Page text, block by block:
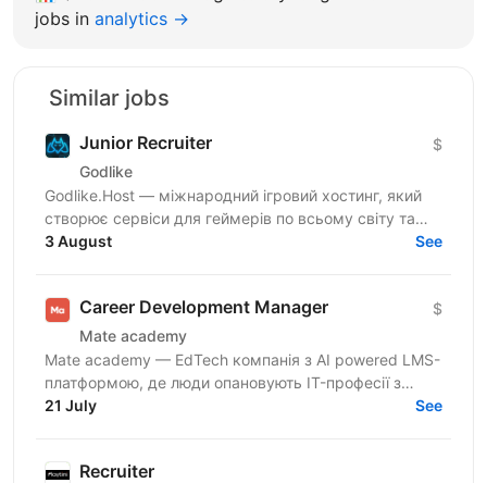
jobs in analytics →
Similar jobs
Junior Recruiter
Godlike
$
Godlike.Host — міжнародний ігровий хостинг, який
створює сервіси для геймерів по всьому світу та
розвиває глобальну спільноту. Ми ростемо,
3 August See
Career Development Manager
Mate academy
$
Mate academy — EdTech компанія з AI powered LMS-
платформою, де люди опановують IT-професії з
нуля. 🤘 6000+ випускників змінили свою кар’єру й
21 July See
Recruiter